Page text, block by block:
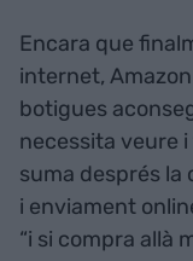
Encara que
internet,
botigues
necessita veure
suma després
i enviament
“i si compra allà